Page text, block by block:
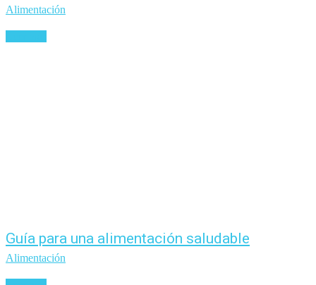
Alimentación
Guía para una alimentación saludable
Alimentación